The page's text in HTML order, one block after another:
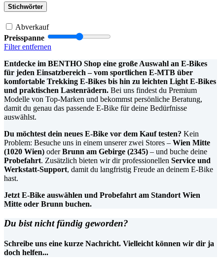
Stichwörter
Abverkauf
Preisspanne
Filter entfernen
Entdecke im BENTHO Shop eine große Auswahl an E-Bikes
für jeden Einsatzbereich – vom sportlichen E-MTB über
komfortable Trekking E-Bikes bis hin zu leichten Light E-Bikes
und praktischen Lastenrädern. Bei uns findest du Premium
Modelle von Top-Marken und bekommst persönliche Beratung,
damit du genau das passende E-Bike für deine Bedürfnisse
auswählst.
Du möchtest dein neues E-Bike vor dem Kauf testen? Kein
Problem: Besuche uns in einem unserer zwei Stores – Wien Mitte
(1020 Wien) oderBrunn am Gebirge (2345) – und buche deine
Probefahrt. Zusätzlich bieten wir dir professionellen Service und
Werkstatt-Support, damit du langfristig Freude an deinem E-Bike
hast.
Jetzt E-Bike auswählen und Probefahrt am Standort Wien
Mitte oder Brunn buchen.
Du bist nicht fündig geworden?
Schreibe uns eine kurze Nachricht. Vielleicht können wir dir ja
doch helfen...